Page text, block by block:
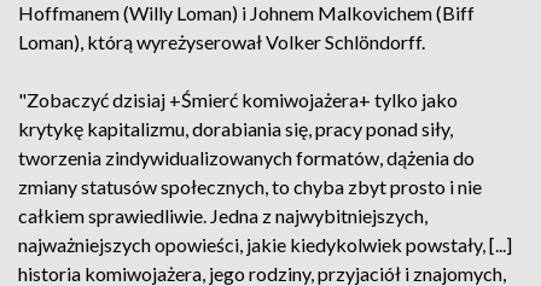
Hoffmanem (Willy Loman) i Johnem Malkovichem (Biff
Loman), którą wyreżyserował Volker Schlöndorff.
"Zobaczyć dzisiaj +Śmierć komiwojażera+ tylko jako
krytykę kapitalizmu, dorabiania się, pracy ponad siły,
tworzenia zindywidualizowanych formatów, dążenia do
zmiany statusów społecznych, to chyba zbyt prosto i nie
całkiem sprawiedliwie. Jedna z najwybitniejszych,
najważniejszych opowieści, jakie kiedykolwiek powstały, [...]
historia komiwojażera, jego rodziny, przyjaciół i znajomych,